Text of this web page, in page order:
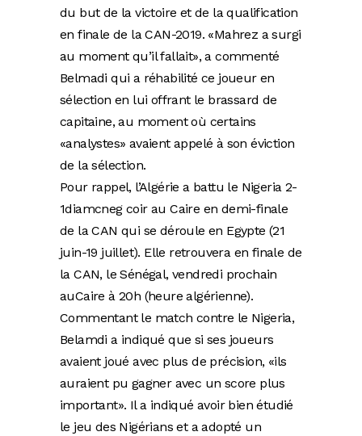
du but de la victoire et de la qualification
en finale de la CAN-2019. «Mahrez a surgi
au moment qu’il fallait», a commenté
Belmadi qui a réhabilité ce joueur en
sélection en lui offrant le brassard de
capitaine, au moment où certains
«analystes» avaient appelé à son éviction
de la sélection.
Pour rappel, l’Algérie a battu le Nigeria 2-
1diamcneg coir au Caire en demi-finale
de la CAN qui se déroule en Egypte (21
juin-19 juillet). Elle retrouvera en finale de
la CAN, le Sénégal, vendredi prochain
auCaire à 20h (heure algérienne).
Commentant le match contre le Nigeria,
Belamdi a indiqué que si ses joueurs
avaient joué avec plus de précision, «ils
auraient pu gagner avec un score plus
important». Il a indiqué avoir bien étudié
le jeu des Nigérians et a adopté un